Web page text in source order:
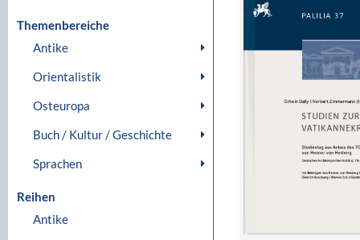
Themenbereiche
Antike
Orientalistik
Osteuropa
Buch / Kultur / Geschichte
Sprachen
Reihen
Antike